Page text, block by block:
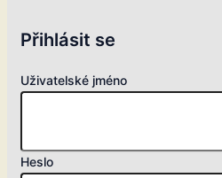
Přihlásit se
Uživatelské jméno
Heslo